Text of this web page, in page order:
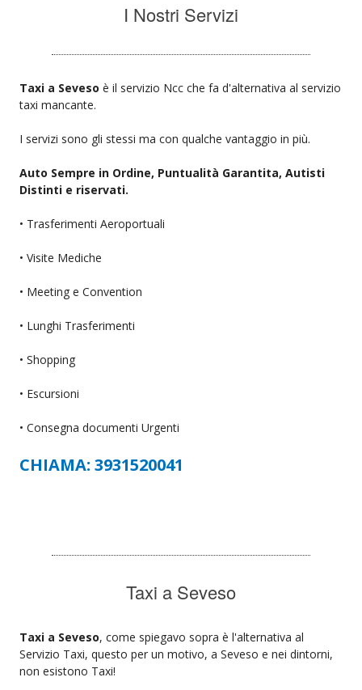
I Nostri Servizi
Taxi a Seveso è il servizio Ncc che fa d'alternativa al servizio
taxi mancante.
I servizi sono gli stessi ma con qualche vantaggio in più.
Auto Sempre in Ordine, Puntualità Garantita, Autisti
Distinti e riservati.
• Trasferimenti Aeroportuali
• Visite Mediche
• Meeting e Convention
• Lunghi Trasferimenti
• Shopping
• Escursioni
• Consegna documenti Urgenti
CHIAMA: 3931520041
Taxi a Seveso
Taxi a Seveso, come spiegavo sopra è l'alternativa al
Servizio Taxi, questo per un motivo, a Seveso e nei dintorni,
non esistono Taxi!